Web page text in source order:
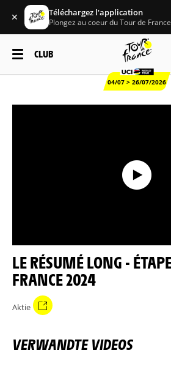
✕ Téléchargez l'application
Plongez au coeur du Tour de France
CLUB
04/07 > 26/07/2026
LE RÉSUMÉ LONG - ÉTAPE 7 - TOUR DE
FRANCE 2024
Aktie
VERWANDTE VIDEOS